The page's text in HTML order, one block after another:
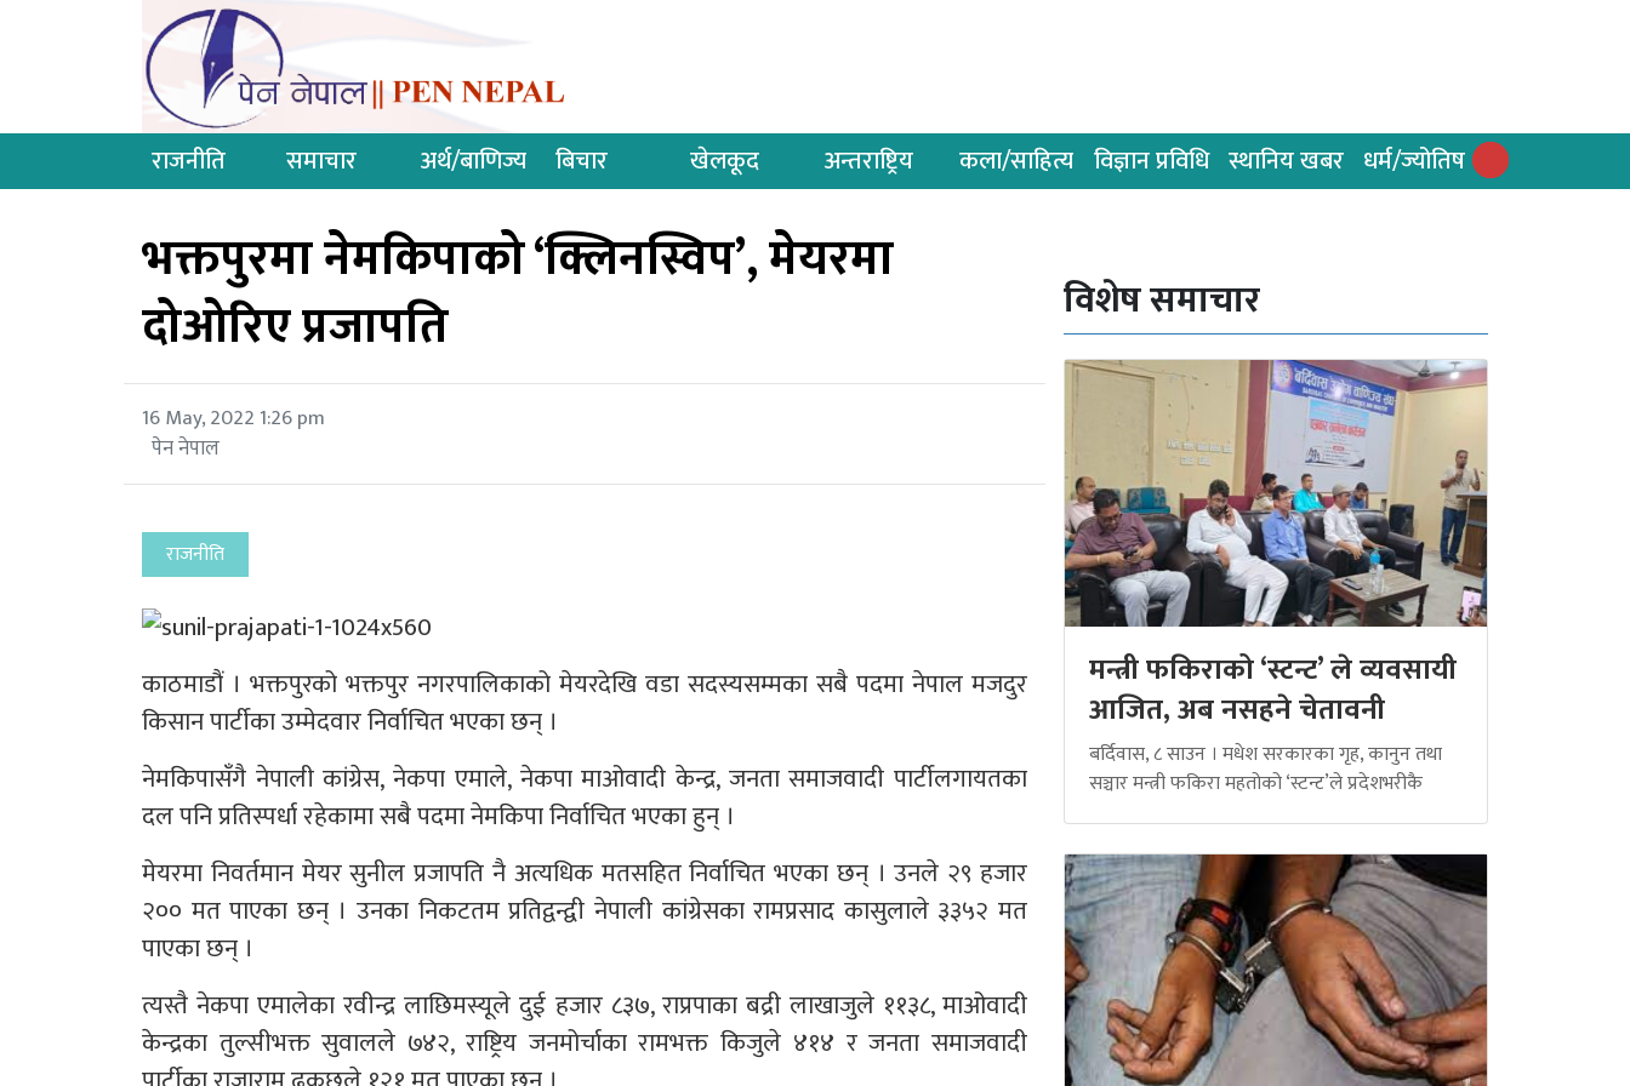
राजनीति समाचार अर्थ/बाणिज्य बिचार खेलकूद अन्तराष्ट्रिय कला/साहित्य विज्ञान प्रविधि स्थानिय खबर धर्म/ज्योतिष
भक्तपुरमा नेमकिपाको ‘क्लिनस्विप’, मेयरमा
दोओरिए प्रजापति
16 May, 2022 1:26 pm
पेन नेपाल
राजनीति
काठमाडौं । भक्तपुरको भक्तपुर नगरपालिकाको मेयरदेखि वडा सदस्यसम्मका सबै पदमा नेपाल मजदुर
किसान पार्टीका उम्मेदवार निर्वाचित भएका छन् ।
नेमकिपासँगै नेपाली कांग्रेस, नेकपा एमाले, नेकपा माओवादी केन्द्र, जनता समाजवादी पार्टीलगायतका
दल पनि प्रतिस्पर्धा रहेकामा सबै पदमा नेमकिपा निर्वाचित भएका हुन् ।
मेयरमा निवर्तमान मेयर सुनील प्रजापति नै अत्यधिक मतसहित निर्वाचित भएका छन् । उनले २९ हजार
२०० मत पाएका छन् । उनका निकटतम प्रतिद्वन्द्वी नेपाली कांग्रेसका रामप्रसाद कासुलाले ३३५२ मत
पाएका छन् ।
त्यस्तै नेकपा एमालेका रवीन्द्र लाछिमस्यूले दुई हजार ८३७, राप्रपाका बद्री लाखाजुले ११३८, माओवादी
केन्द्रका तुल्सीभक्त सुवालले ७४२, राष्ट्रिय जनमोर्चाका रामभक्त किजुले ४१४ र जनता समाजवादी
विशेष समाचार
मन्त्री फकिराको ‘स्टन्ट’ ले व्यवसायी
आजित, अब नसहने चेतावनी
बर्दिवास, ८ साउन । मधेश सरकारका गृह, कानुन तथा
सञ्चार मन्त्री फकिरा महतोको ‘स्टन्ट’ले प्रदेशभरीकै